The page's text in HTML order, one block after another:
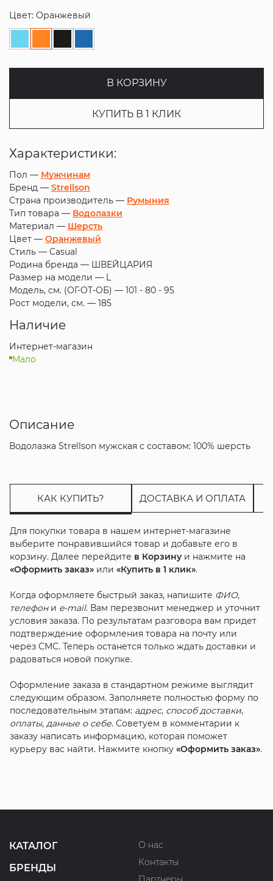
Цвет: Оранжевый
В КОРЗИНУ
КУПИТЬ В 1 КЛИК
Характеристики:
Пол — Мужчинам
Бренд — Strellson
Страна производитель — Румыния
Тип товара — Водолазки
Материал — Шерсть
Цвет — Оранжевый
Стиль — Casual
Родина бренда — ШВЕЙЦАРИЯ
Размер на модели — L
Модель, см. (ОГ-ОТ-ОБ) — 101 - 80 - 95
Рост модели, см. — 185
Наличие
Интернет-магазин
Мало
Описание
Водолазка Strellson мужская с составом: 100% шерсть
КАК КУПИТЬ? ДОСТАВКА И ОПЛАТА
Для покупки товара в нашем интернет-магазине
выберите понравившийся товар и добавьте его в
корзину. Далее перейдите в Корзинуи нажмите на
«Оформить заказ»или «Купить в 1 клик».
Когда оформляете быстрый заказ, напишите ФИО,
телефони e-mail. Вам перезвонит менеджер и уточнит
условия заказа. По результатам разговора вам придет
подтверждение оформления товара на почту или
через СМС. Теперь останется только ждать доставки и
радоваться новой покупке.
Оформление заказа в стандартном режиме выглядит
следующим образом. Заполняете полностью форму по
последовательным этапам: адрес, способ доставки,
оплаты, данные о себе. Советуем в комментарии к
заказу написать информацию, которая поможет
курьеру вас найти. Нажмите кнопку «Оформить заказ».
КАТАЛОГ
БРЕНДЫ
О нас
Контакты